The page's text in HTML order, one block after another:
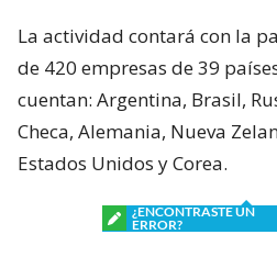
La actividad contará con la
de 420 empresas de 39
cuentan: Argentina, Brasil,
Checa, Alemania, Nueva
Estados Unidos y Corea.
¿ENCONTRASTE UN
ERROR?